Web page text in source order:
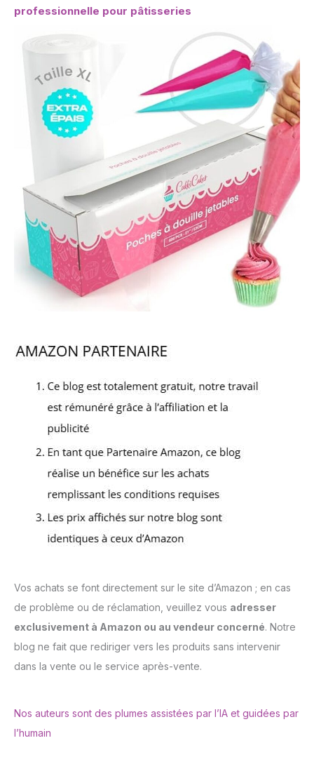
professionnelle pour pâtisseries
Vos achats se font directement sur le site d’Amazon ; en cas
de problème ou de réclamation, veuillez vous adresser
exclusivement à Amazon ou au vendeur concerné. Notre
blog ne fait que rediriger vers les produits sans intervenir
dans la vente ou le service après-vente.
Nos auteurs sont des plumes assistées par l’IA et guidées par
l’humain